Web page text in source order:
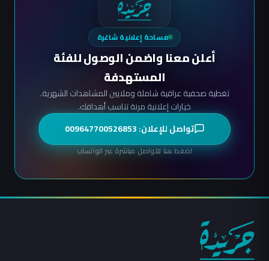
مساحة إعلانية شاغرة
أعلن معنا واضمن الوصول للفئة
المستهدفة
تغطية صحفية عراقية شاملة وملايين المشاهدات الشهرية.
خيارات إعلانية مرنة تناسب أهدافك.
تواصل للإعلان: 009647700526853
اضغط هنا للتواصل مباشرة عبر الواتساب